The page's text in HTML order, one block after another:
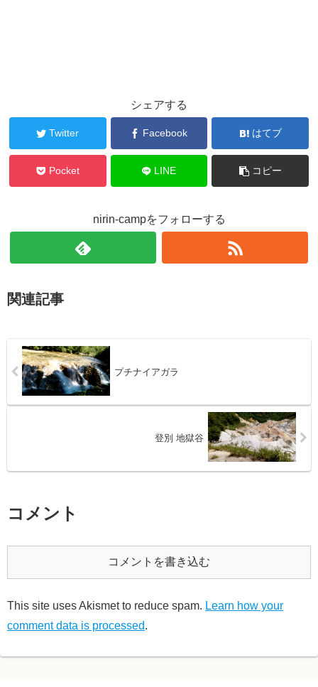
シェアする
Twitter Facebook はてブ
Pocket LINE コピー
nirin-campをフォローする
関連記事
プチナイアガラ
登別 地獄谷
コメント
コメントを書き込む
This site uses Akismet to reduce spam. Learn how your
comment data is processed.